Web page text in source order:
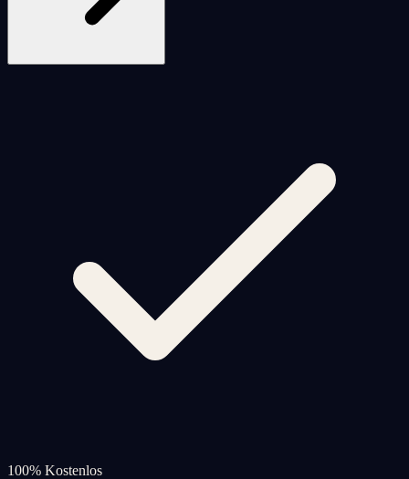
100% Kostenlos